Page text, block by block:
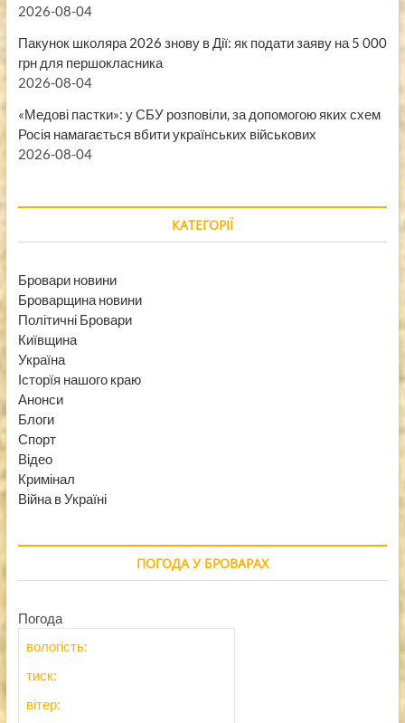
2026-08-04
Пакунок школяра 2026 знову в Дії: як подати заяву на 5 000
грн для першокласника
2026-08-04
«Медові пастки»: у СБУ розповіли, за допомогою яких схем
Росія намагається вбити українських військових
2026-08-04
КАТЕГОРІЇ
Бровари новини
Броварщина новини
Політичні Бровари
Київщина
Україна
Історїя нашого краю
Анонси
Блоги
Спорт
Відео
Кримінал
Війна в Україні
ПОГОДА У БРОВАРАХ
Погода
вологість:
тиск:
вітер: